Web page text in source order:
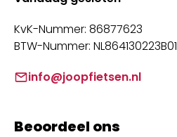
KvK-Nummer: 86877623
BTW-Nummer: NL864130223B01
info@joopfietsen.nl
Beoordeel ons